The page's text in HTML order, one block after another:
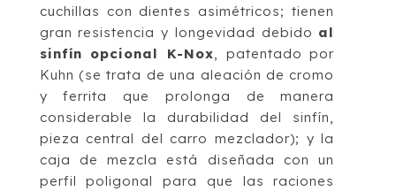
cuchillas con dientes asimétricos; tienen
gran resistencia y longevidad debido al
sinfín opcional K-Nox, patentado por
Kuhn (se trata de una aleación de cromo
y ferrita que prolonga de manera
considerable la durabilidad del sinfín,
pieza central del carro mezclador); y la
caja de mezcla está diseñada con un
perfil poligonal para que las raciones